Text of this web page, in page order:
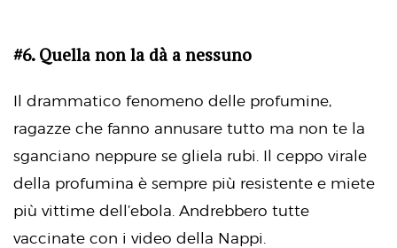
#6. Quella non la dà a nessuno
Il drammatico fenomeno delle profumine,
ragazze che fanno annusare tutto ma non te la
sganciano neppure se gliela rubi. Il ceppo virale
della profumina è sempre più resistente e miete
più vittime dell’ebola. Andrebbero tutte
vaccinate con i video della Nappi.